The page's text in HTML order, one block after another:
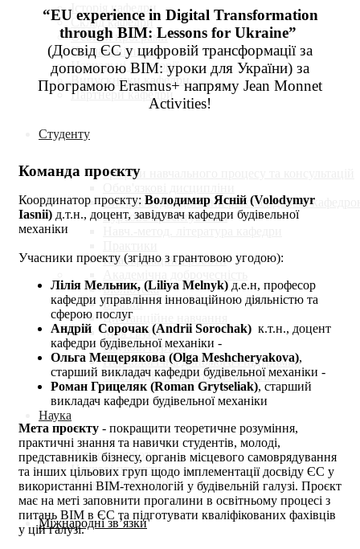
Історія кафедри
Склад кафедри
Освітні програми
Навчальні плани
Навчальні аудиторії
Випускники кафедри
Партнери кафедри
Студенту
Графіки навчального процесу та консультацій
Вибіркові дисципліни рекомендовані
Курсове проектування
Кваліфікаційні роботи
Бібліотека
Бланки
Дистанційне навчання
Моя група
Наукові гуртки
Психологічна допомога і підтримка
Стипендії та оплата за навчання
Наука
Наукова робота
Наукові проекти
Наукові публікації
Міжнародні зв’язки
“EU experience in Digital Transformation
through BIM: Lessons for Ukraine”
(Досвід ЄС у цифровій трансформації за
допомогою BIM: уроки для України) за
Програмою Erasmus+ напряму Jean Monnet
Activities!
Команда проєкту
Координатор проєкту: Володимир Ясній (Volodymyr
Iasnii) д.т.н., доцент, завідувач кафедри будівельної
механіки
Учасники проекту (згідно з грантовою угодою):
Лілія Мельник, (Liliya Melnyk) д.е.н, професор
кафедри управління інноваційною діяльністю та
сферою послуг
Андрій Сорочак (Andrii Sorochak) к.т.н., доцент
кафедри будівельної механіки -
Ольга Мещерякова (Olga Meshcheryakova),
старший викладач кафедри будівельної механіки -
Роман Грицеляк (Roman Grytseliak), старший
викладач кафедри будівельної механіки
Мета проєкту - покращити теоретичне розуміння,
практичні знання та навички студентів, молоді,
представників бізнесу, органів місцевого самоврядування
та інших цільових груп щодо імплементації досвіду ЄС у
використанні BIM-технологій у будівельній галузі. Проєкт
має на меті заповнити прогалини в освітньому процесі з
питань BIM в ЄС та підготувати кваліфікованих фахівців
у цій галузі.